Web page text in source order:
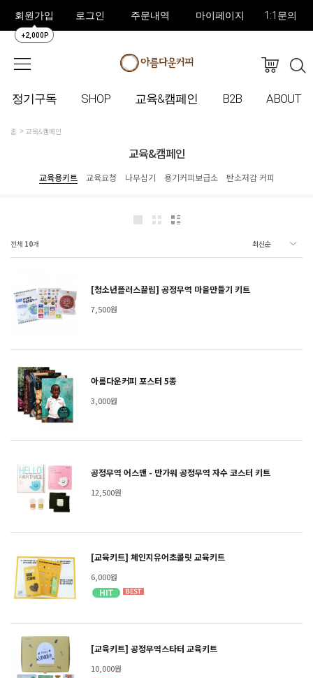
회원가입
+2,000P
로그인 주문내역 마이페이지 1:1문의
정기구독 SHOP 교육&캠페인 B2B ABOUT
홈 교육&캠페인
교육&캠페인
교육용키트 교육요청 나무심기 용기커피보급소 탄소저감 커피
전체 10개
[청소년플러스끌림] 공정무역 마을만들기 키트
7,500원
아름다운커피 포스터 5종
3,000원
공정무역 어스맨 - 반가워 공정무역 자수 코스터 키트
12,500원
[교육키트] 체인지유어초콜릿 교육키트
6,000원
[교육키트] 공정무역스타터 교육키트
10,000원